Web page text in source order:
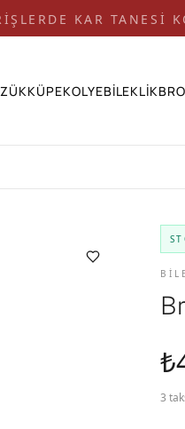
KAR TANESİ
KÜPEKOLYEBİLEKLİK
3